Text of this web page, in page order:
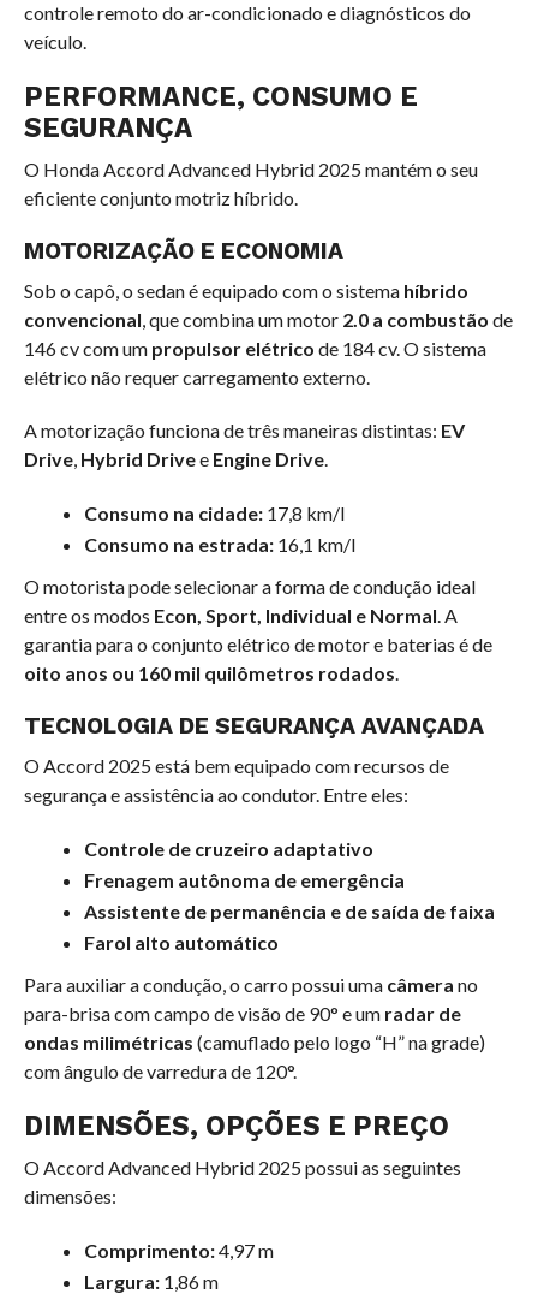
controle remoto do ar-condicionado e diagnósticos do
veículo.
PERFORMANCE, CONSUMO E
SEGURANÇA
O Honda Accord Advanced Hybrid 2025 mantém o seu
eficiente conjunto motriz híbrido.
MOTORIZAÇÃO E ECONOMIA
Sob o capô, o sedan é equipado com o sistema híbrido
convencional, que combina um motor 2.0 a combustão de
146 cv com um propulsor elétrico de 184 cv. O sistema
elétrico não requer carregamento externo.
A motorização funciona de três maneiras distintas: EV
Drive, Hybrid Drivee Engine Drive.
Consumo na cidade:17,8 km/l
Consumo na estrada:16,1 km/l
O motorista pode selecionar a forma de condução ideal
entre os modos Econ, Sport, Individual e Normal. A
garantia para o conjunto elétrico de motor e baterias é de
oito anos ou 160 mil quilômetros rodados.
TECNOLOGIA DE SEGURANÇA AVANÇADA
O Accord 2025 está bem equipado com recursos de
segurança e assistência ao condutor. Entre eles:
Controle de cruzeiro adaptativo
Frenagem autônoma de emergência
Assistente de permanência e de saída de faixa
Farol alto automático
Para auxiliar a condução, o carro possui uma câmera no
para-brisa com campo de visão de 90° e um radar de
ondas milimétricas (camuflado pelo logo “H” na grade)
com ângulo de varredura de 120°.
DIMENSÕES, OPÇÕES E PREÇO
O Accord Advanced Hybrid 2025 possui as seguintes
dimensões:
Comprimento:4,97 m
Largura:1,86 m